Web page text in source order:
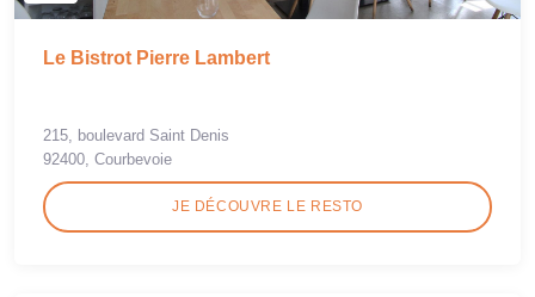
Le Bistrot Pierre Lambert
215, boulevard Saint Denis
92400, Courbevoie
JE DÉCOUVRE LE RESTO